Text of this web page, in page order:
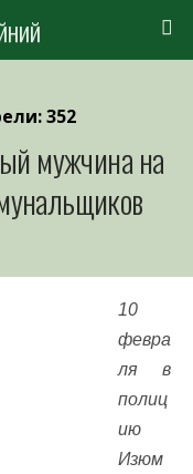
352
мужчина на
10
февра
ля в
полиц
ию
Изюм